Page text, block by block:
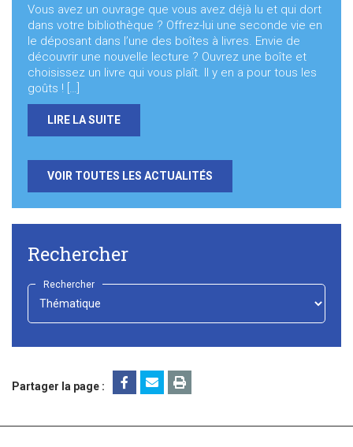
Vous avez un ouvrage que vous avez déjà lu et qui dort
dans votre bibliothèque ? Offrez-lui une seconde vie en
le déposant dans l’une des boîtes à livres. Envie de
découvrir une nouvelle lecture ? Ouvrez une boîte et
choisissez un livre qui vous plaît. Il y en a pour tous les
goûts ! […]
LIRE LA SUITE
VOIR TOUTES LES ACTUALITÉS
Rechercher
Rechercher
Choisir
Partager la page :